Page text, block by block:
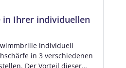
Ihrer individuellen
individuell
in 3 verschiedenen
Der Vorteil dieser